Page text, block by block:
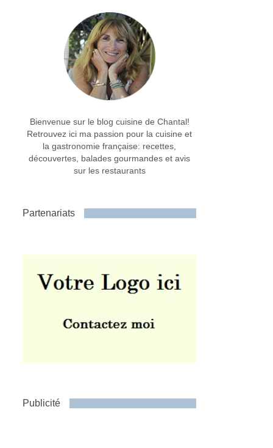
Bienvenue sur le blog cuisine de Chantal!
Retrouvez ici ma passion pour la cuisine et
la gastronomie française: recettes,
découvertes, balades gourmandes et avis
sur les restaurants
Partenariats
Publicité